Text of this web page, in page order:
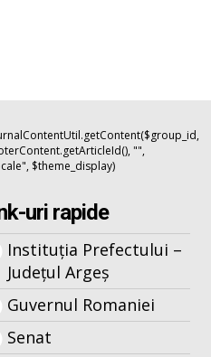
"",
$theme_display)
uri rapide
Instituția Prefectului –
Județul Argeș
Guvernul Romaniei
Senat